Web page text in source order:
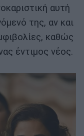
αυτή
της, αν και
καθώς
έντιμος νέος.